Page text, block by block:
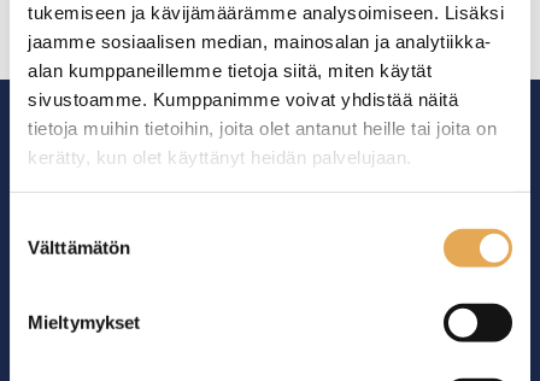
tukemiseen ja kävijämäärämme analysoimiseen. Lisäksi
jaamme sosiaalisen median, mainosalan ja analytiikka-
alan kumppaneillemme tietoja siitä, miten käytät
sivustoamme. Kumppanimme voivat yhdistää näitä
tietoja muihin tietoihin, joita olet antanut heille tai joita on
kerätty, kun olet käyttänyt heidän palvelujaan.
valinta
Välttämätön
Mieltymykset
irroitettava teline 3 x GN 1/9
astialle.
Kalusteen edessä
irroitettava teline 4 x GN 1/9
astialle.
Kalusteen edessä
Ammattikeittiöiden asialla.